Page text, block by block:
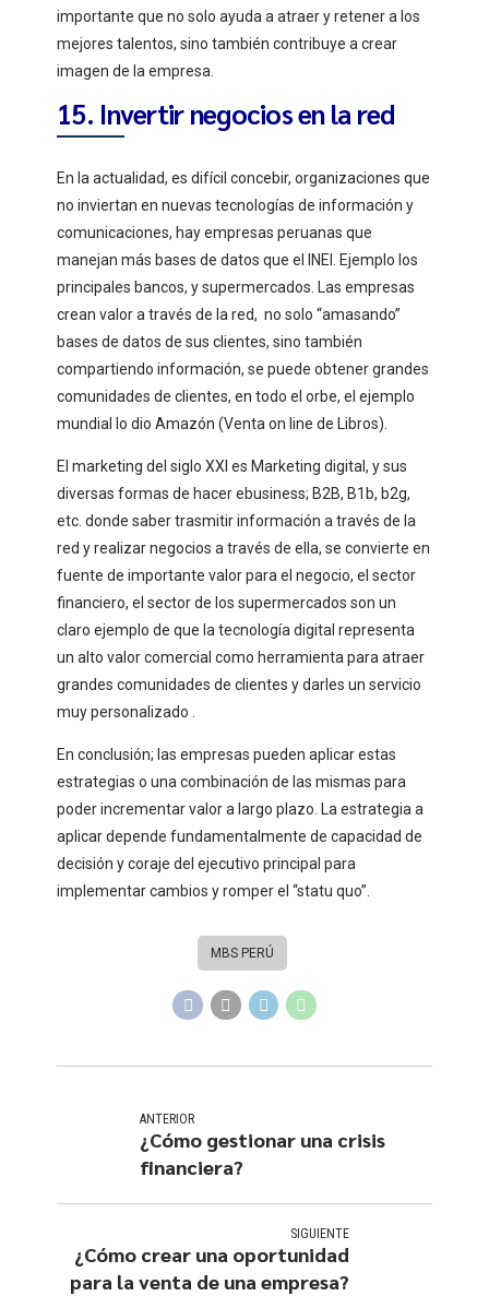
importante que no solo ayuda a atraer y retener a los
mejores talentos, sino también contribuye a crear
imagen de la empresa.
15. Invertir negocios en la red
En la actualidad, es difícil concebir, organizaciones que
no inviertan en nuevas tecnologías de información y
comunicaciones, hay empresas peruanas que
manejan más bases de datos que el INEI. Ejemplo los
principales bancos, y supermercados. Las empresas
crean valor a través de la red, no solo “amasando”
bases de datos de sus clientes, sino también
compartiendo información, se puede obtener grandes
comunidades de clientes, en todo el orbe, el ejemplo
mundial lo dio Amazón (Venta on line de Libros).
El marketing del siglo XXI es Marketing digital, y sus
diversas formas de hacer ebusiness; B2B, B1b, b2g,
etc. donde saber trasmitir información a través de la
red y realizar negocios a través de ella, se convierte en
fuente de importante valor para el negocio, el sector
financiero, el sector de los supermercados son un
claro ejemplo de que la tecnología digital representa
un alto valor comercial como herramienta para atraer
grandes comunidades de clientes y darles un servicio
muy personalizado .
En conclusión; las empresas pueden aplicar estas
estrategias o una combinación de las mismas para
poder incrementar valor a largo plazo. La estrategia a
aplicar depende fundamentalmente de capacidad de
decisión y coraje del ejecutivo principal para
implementar cambios y romper el “statu quo”.
MBS PERÚ
ANTERIOR
¿Cómo gestionar una crisis
financiera?
SIGUIENTE
¿Cómo crear una oportunidad
para la venta de una empresa?